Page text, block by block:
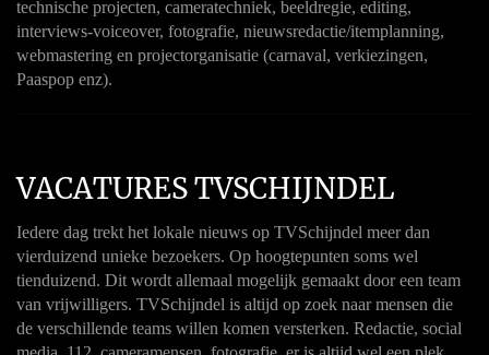
technische projecten, cameratechniek, beeldregie, editing,
interviews-voiceover, fotografie, nieuwsredactie/itemplanning,
webmastering en projectorganisatie (carnaval, verkiezingen,
Paaspop enz).
VACATURES TVSCHIJNDEL
Iedere dag trekt het lokale nieuws op TVSchijndel meer dan
vierduizend unieke bezoekers. Op hoogtepunten soms wel
tienduizend. Dit wordt allemaal mogelijk gemaakt door een team
van vrijwilligers. TVSchijndel is altijd op zoek naar mensen die
de verschillende teams willen komen versterken. Redactie, social